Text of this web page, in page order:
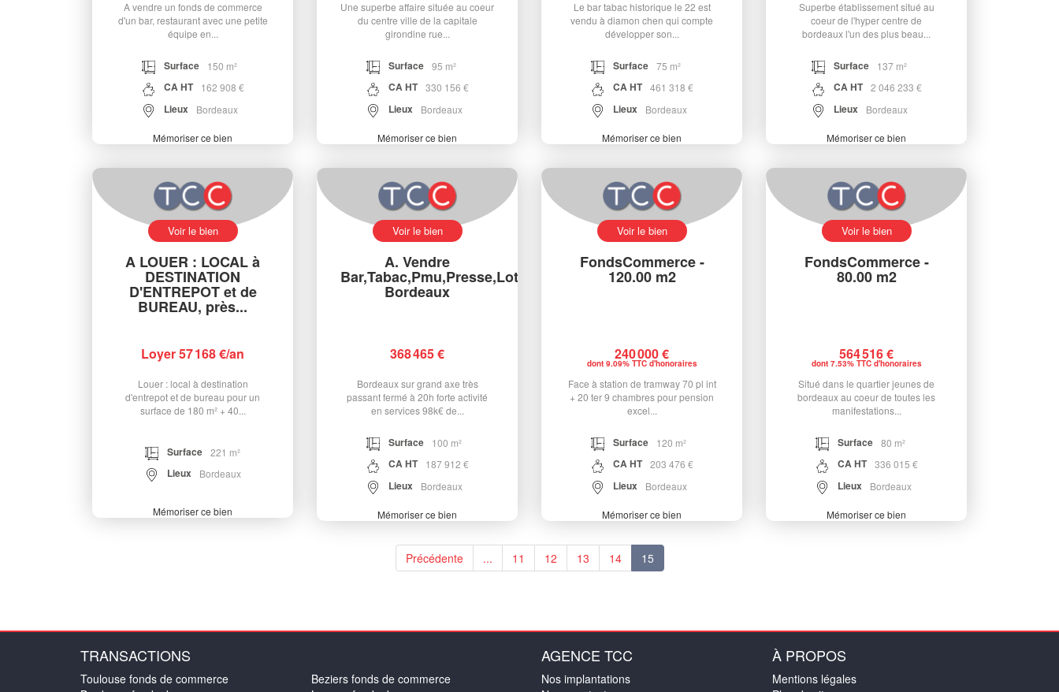
A vendre un fonds de commerce
d'un bar, restaurant avec une petite
équipe en...
Surface 150 m²
CA HT 162 908 €
Lieux Bordeaux
Mémoriser ce bien
Une superbe affaire située au coeur
du centre ville de la capitale
girondine rue...
Surface 95 m²
CA HT 330 156 €
Lieux Bordeaux
Mémoriser ce bien
Le bar tabac historique le 22 est
vendu à diamon chen qui compte
développer son...
Surface 75 m²
CA HT 461 318 €
Lieux Bordeaux
Mémoriser ce bien
Superbe établissement situé au
coeur de l'hyper centre de
bordeaux l'un des plus beau...
Surface 137 m²
CA HT 2 046 233 €
Lieux Bordeaux
Mémoriser ce bien
Voir le bien
A LOUER : LOCAL à
DESTINATION
D'ENTREPOT et de
BUREAU, près...
Loyer 57 168 €/an
Louer : local à destination
d'entrepot et de bureau pour un
surface de 180 m² + 40...
Surface 221 m²
Lieux Bordeaux
Mémoriser ce bien
Voir le bien
A. Vendre
Bar,Tabac,Pmu,Presse,Loto,
Bordeaux
368 465 €
Bordeaux sur grand axe très
passant fermé à 20h forte activité
en services 98k€ de...
Surface 100 m²
CA HT 187 912 €
Lieux Bordeaux
Mémoriser ce bien
Voir le bien
FondsCommerce -
120.00 m2
240 000 €
dont 9.09% TTC d'honoraires
Face à station de tramway 70 pl int
+ 20 ter 9 chambres pour pension
excel...
Surface 120 m²
CA HT 203 476 €
Lieux Bordeaux
Mémoriser ce bien
Voir le bien
FondsCommerce -
80.00 m2
564 516 €
dont 7.53% TTC d'honoraires
Situé dans le quartier jeunes de
bordeaux au coeur de toutes les
manifestations...
Surface 80 m²
CA HT 336 015 €
Lieux Bordeaux
Mémoriser ce bien
Précédente ... 11 12 13 14 15
TRANSACTIONS AGENCE TCC À PROPOS
Toulouse fonds de commerce
Beziers fonds de commerce
Nos implantations
Mentions légales